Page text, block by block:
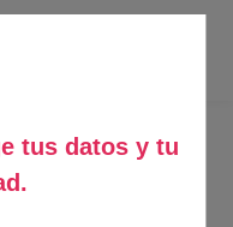
tus datos y tu
Gardiner